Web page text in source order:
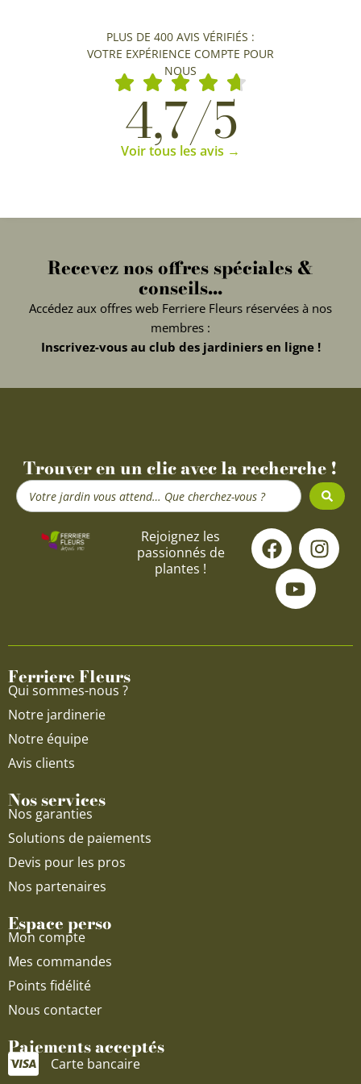
PLUS DE 400 AVIS VÉRIFIÉS :
VOTRE EXPÉRIENCE COMPTE POUR
NOUS
4,7/5
Voir tous les avis →
Recevez nos offres spéciales &
conseils...
Accédez aux offres web Ferriere Fleurs réservées à nos
membres :
Inscrivez-vous au club des jardiniers en ligne !
Trouver en un clic avec la recherche !
Search
...
Rejoignez les
passionnés de
plantes !
F
a
c
e
o
I
n
s
g
Y
o
u
t
u
b
Ferriere Fleurs
Qui sommes-nous ?
Notre jardinerie
Notre équipe
Avis clients
Nos services
Nos garanties
Solutions de paiements
Devis pour les pros
Nos partenaires
Espace perso
Mon compte
Mes commandes
Points fidélité
Nous contacter
Paiements acceptés
Carte bancaire